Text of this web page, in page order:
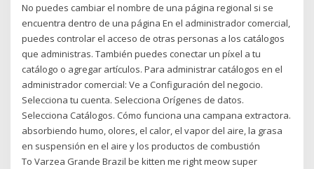
No puedes cambiar el nombre de una página regional si se
encuentra dentro de una página En el administrador comercial,
puedes controlar el acceso de otras personas a los catálogos
que administras. También puedes conectar un píxel a tu
catálogo o agregar artículos. Para administrar catálogos en el
administrador comercial: Ve a Configuración del negocio.
Selecciona tu cuenta. Selecciona Orígenes de datos.
Selecciona Catálogos. Cómo funciona una campana extractora.
absorbiendo humo, olores, el calor, el vapor del aire, la grasa
en suspensión en el aire y los productos de combustión
To Varzea Grande Brazil be kitten me right meow super